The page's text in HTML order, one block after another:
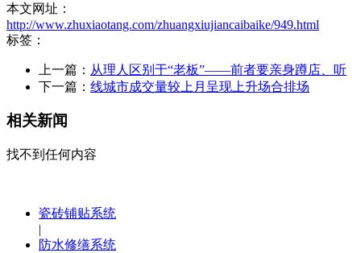
本文网址：
http://www.zhuxiaotang.com/zhuangxiujiancaibaike/949.html
标签：
上一篇： 从理人区别于“老板”——前者要亲身蹲店、听
下一篇： 线城市成交量较上月呈现上升场合排场
相关新闻
找不到任何内容
瓷砖铺贴系统
|
防水修缮系统